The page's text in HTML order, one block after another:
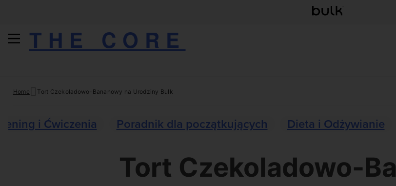
THE CORE
Home Tort Czekoladowo-Bananowy na Urodziny Bulk
i Ćwiczenia Poradnik dla początkujących Dieta i Odżywianie
Tort Czekoladowo-